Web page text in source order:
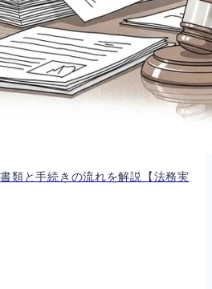
的財産271
ル48
類と手続きの流れを解説【法務実